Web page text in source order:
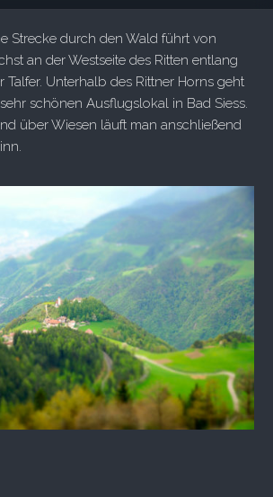
Strecke durch den Wald führt von
an der Westseite des Ritten entlang
Talfer. Unterhalb des Rittner Horns geht
schönen Ausflugslokal in Bad Siess.
über Wiesen läuft man anschließend